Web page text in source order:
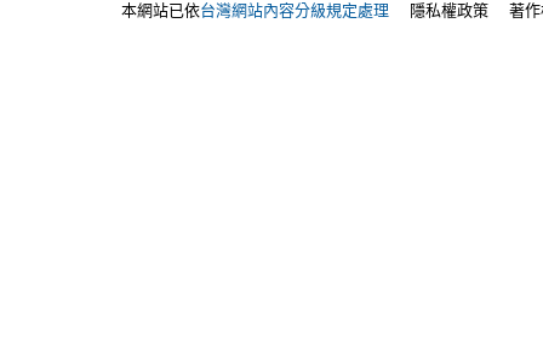
本網站已依台灣網站內容分級規定處理 隱私權政策 著作